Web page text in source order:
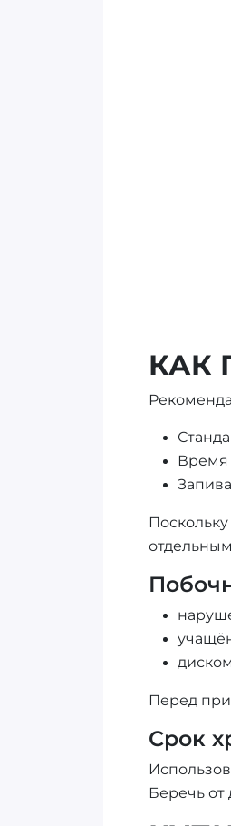
КАК
Время
Перед
Срок
Беречь от